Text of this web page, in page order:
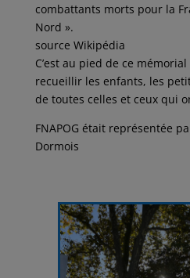
combattants morts pour la
Nord ».
source Wikipédia
C’est au pied de ce
recueillir les enfants, les
de toutes celles et ceux qui
FNAPOG était représentée
Dormois